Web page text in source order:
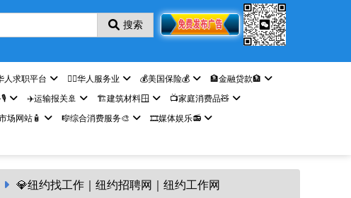
搜索
求职平台 🤵‍♀️华人服务业 💰美国保险💰
🏦金融贷款🏦
✈️运输报关🚢 🏗️建筑材料🪟
📺家庭消费品🧸
场网站🧴 🎼综合消费服务🎨
🎞️媒体娱乐📻
💎纽约找工作｜纽约招聘网｜纽约工作网